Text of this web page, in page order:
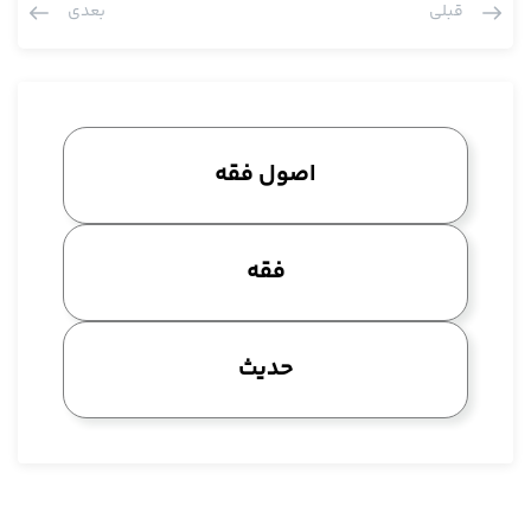
شیعه نداریم، مرحوم سید علیخان مدنی هم خوب است، تحلیلات
می شویم لکن انصافا قابل قیاس با مرحوم نجم الائمه است، البته
این نه به معنای این که آن چه که در این کتاب آورده کلا قبول داشته
باشیم لکن به هر حال انصافا هم شرح شافیه اش و البته شرح کافیه
اش بیشتر، بسیار دقیق و خیلی لطائف فراوانی دارد و تحلیل هم دارد و
بعضی از جاهای معنای حرفی را که ایشان نوشته واقعا انصافا جز ابدع
بحث استثنای تخصیص متعرض شدیم انصافا حرف ایشان را قبول
نکردیم، قابل قبول نبود اما در معنای حرفی تحلیلی دارد، در معنای
حرفی که یوجد المعنی فی غیره این اولین بار هم هست در دنیای عرب
این تحلیل به این دقیقی در معنای حرفی را ایشان ارائه می دهد
قبلی بعدی
اصول فقه
فقه
حدیث